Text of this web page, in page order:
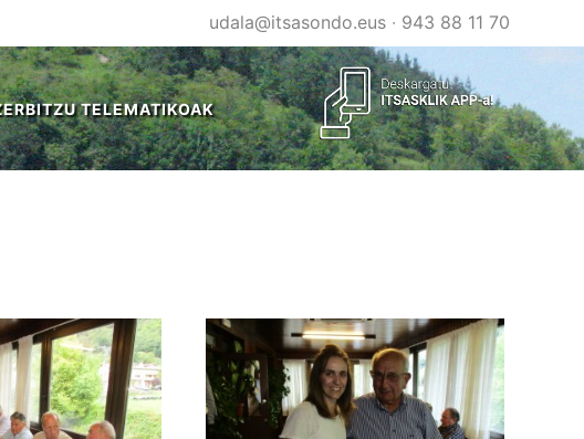
udala@itsasondo.eus· 943 88 11 70
TELEMATIKOAK